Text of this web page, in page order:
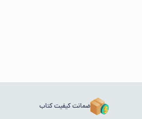
ضمانت کیفیت کتاب